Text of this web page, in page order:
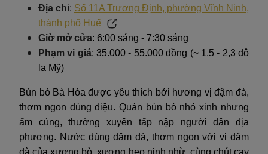
Địa chỉ: Số 11A Trương Định, phường Vĩnh Ninh,
thành phố Huế
Giờ mở cửa: 6:00 sáng - 7:30 sáng
Phạm vi giá: 35.000 - 55.000 đồng (~ 1,5 - 2,3 đô
la Mỹ)
Bún bò Bà Hòa được yêu thích bởi hương vị đậm đà,
thơm ngon đúng điệu. Quán bún bò nhỏ xinh nhưng
ấm cúng, thường xuyên tấp nập người dân địa
phương. Nước dùng đậm đà, thơm ngon với vị đậm